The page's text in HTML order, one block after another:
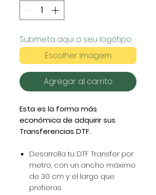
Submeta aqui o seu logótipo
Escolher imagem
Agregar al carrito
Esta es la forma más
económica de adquirir sus
Transferencias DTF.
Desarrolla tu DTF Transfer por
metro, con un ancho máximo
de 30 cm y el largo que
prefieras.